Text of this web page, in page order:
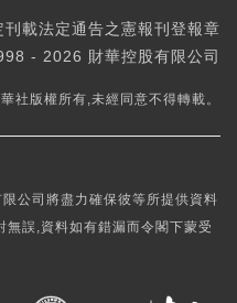
刊載法定通告之憲報刊登報章
- 2026 財華控股有限公司
社版權所有,未經同意不得轉載。
公司將盡力確保彼等所提供資料
誤,資料如有錯漏而令閣下蒙受